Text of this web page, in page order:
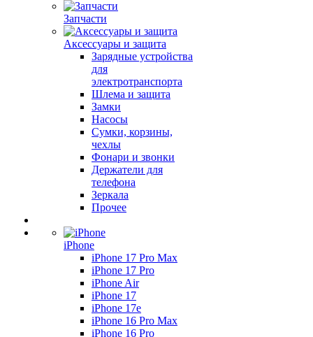
Запчасти
Аксессуары и защита
Зарядные устройства
для
электротранспорта
Шлема и защита
Замки
Насосы
Сумки, корзины,
чехлы
Фонари и звонки
Держатели для
телефона
Зеркала
Прочее
iPhone
iPhone 17 Pro Max
iPhone 17 Pro
iPhone Air
iPhone 17
iPhone 17e
iPhone 16 Pro Max
iPhone 16 Pro